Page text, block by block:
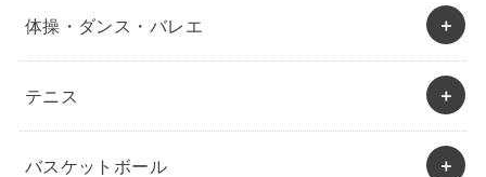
体操・ダンス・バレエ
テニス
バスケットボール